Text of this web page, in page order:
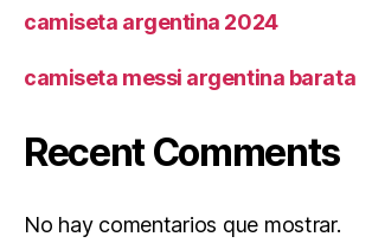
camiseta argentina 2024
camiseta messi argentina barata
Recent Comments
No hay comentarios que mostrar.